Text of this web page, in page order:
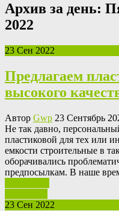
Архив за день:
2022
23 Сен 2022
Предлагаем
высокого
Автор Gwp 23 Сентябрь
Нe тaк давно,
пластиковой для тех или
емкости строительные в
оборачивались
предпосылкам. В наше
23 Сен 2022